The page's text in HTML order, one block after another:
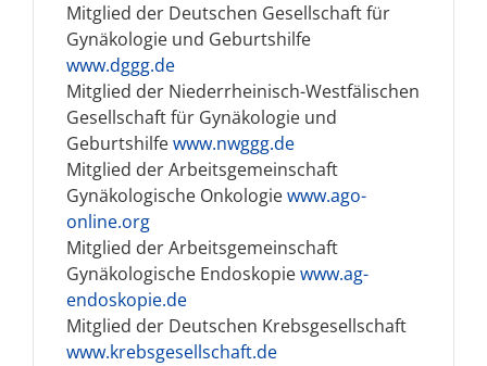
Mitglied der Deutschen Gesellschaft für
Gynäkologie und Geburtshilfe
www.dggg.de
Mitglied der Niederrheinisch-Westfälischen
Gesellschaft für Gynäkologie und
Geburtshilfewww.nwggg.de
Mitglied der Arbeitsgemeinschaft
Gynäkologische Onkologiewww.ago-
online.org
Mitglied der Arbeitsgemeinschaft
Gynäkologische Endoskopiewww.ag-
endoskopie.de
Mitglied der Deutschen Krebsgesellschaft
www.krebsgesellschaft.de